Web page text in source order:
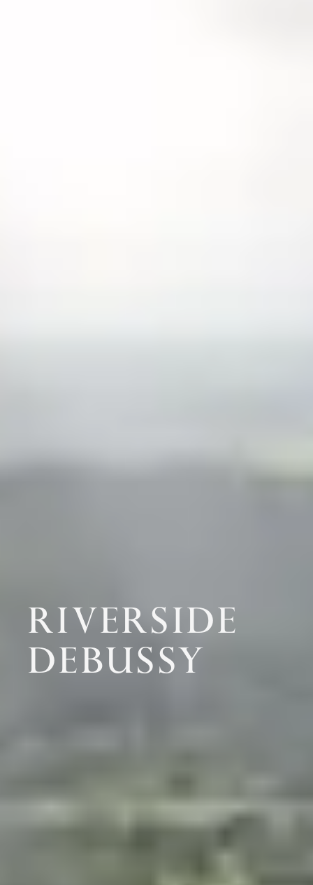
RIVERSIDE
DEBUSSY